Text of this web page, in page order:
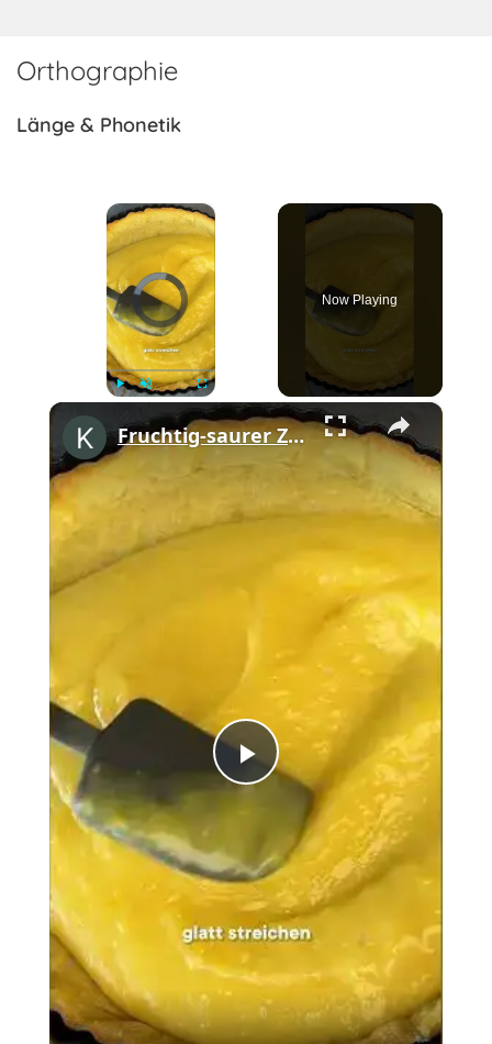
Orthographie
Länge & Phonetik
×
Video Player is loading.
Fullscreen
Now Playing
×
Play
Video
Fruchtig-saurer Zitronen-Baiser-Kuchen #shorts